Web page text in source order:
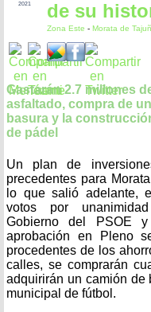
2021
de su
Zona Este - Morata de
Gastarán 2.7 millones
asfaltado, compra de
basura y la
de pádel
Un plan de
precedentes para
lo que salió adelante,
votos por
Gobierno del PSOE
aprobación en Pleno
procedentes de los
calles, se comprarán
adquirirán un camión de
municipal de fútbol.